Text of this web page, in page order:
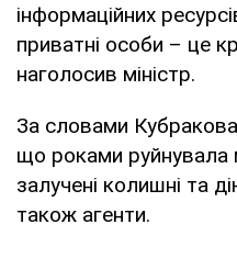
інформаційних
приватні особи – це
наголосив міністр.
За словами
що роками руйнувала
залучені колишні та
також агенти.